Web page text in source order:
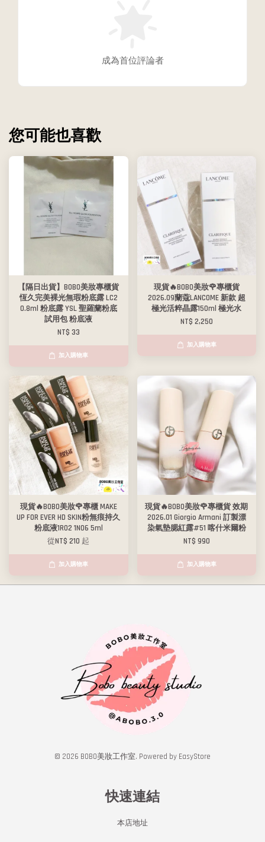
成為首位評論者
您可能也喜歡
【隔日出貨】BOBO美妝專櫃貨
恆久完美裸光無瑕粉底露 LC2
0.8ml 粉底露 YSL 聖羅蘭粉底
試用包 粉底液
NT$ 33
加入購物車
現貨🔥BOBO美妝🌹專櫃貨
2026.09蘭蔻LANCOME 新款 超
極光活粹晶露150ml 極光水
NT$ 2,250
加入購物車
現貨🔥BOBO美妝🌹專櫃 MAKE
UP FOR EVER HD SKIN粉無痕持久
粉底液1R02 1N06 5ml
從NT$ 210 起
加入購物車
現貨🔥BOBO美妝🌹專櫃貨 效期
2026.01 Giorgio Armani 訂製漂
染氣墊腮紅露#51 喀什米爾粉
NT$ 990
加入購物車
© 2026 BOBO美妝工作室. Powered by EasyStore
快速連結
本店地址